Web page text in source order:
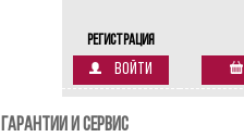
Регистрация
Войти
Гарантии и сервис